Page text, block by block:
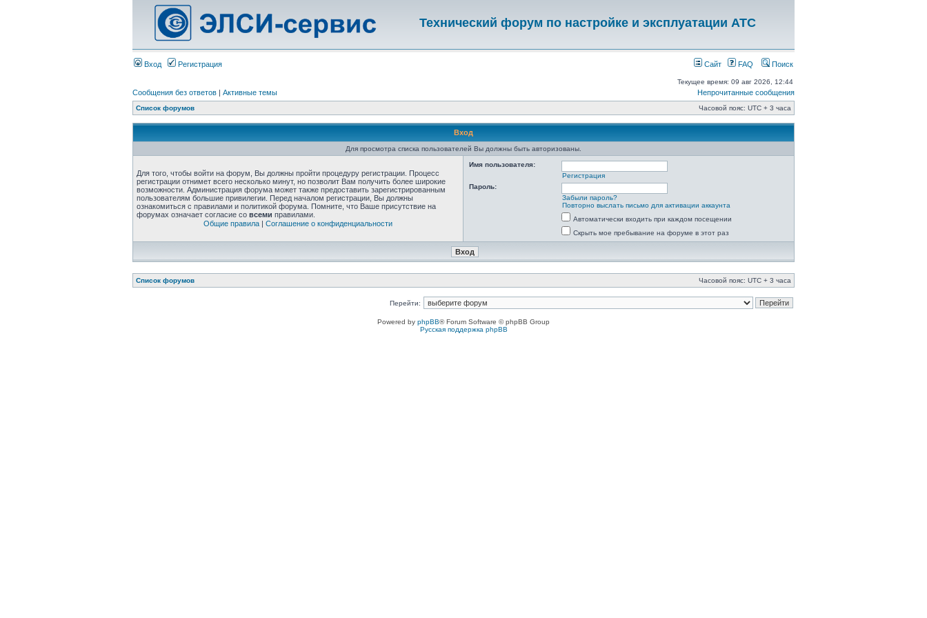
Технический форум по настройке и эксплуатации АТС
Вход Регистрация Сайт FAQ Поиск
Текущее время: 09 авг 2026, 12:44
Сообщения без ответов | Активные темы Непрочитанные сообщения
Список форумов Часовой пояс: UTC + 3 часа
Вход
Для просмотра списка пользователей Вы должны быть авторизованы.
Для того, чтобы войти на форум, Вы должны пройти процедуру регистрации. Процесс
регистрации отнимет всего несколько минут, но позволит Вам получить более широкие
возможности. Администрация форума может также предоставить зарегистрированным
пользователям большие привилегии. Перед началом регистрации, Вы должны
ознакомиться с правилами и политикой форума. Помните, что Ваше присутствие на
форумах означает согласие со всеми правилами.
Общие правила | Соглашение о конфиденциальности
Имя пользователя:
Регистрация
Пароль:
Забыли пароль?
Повторно выслать письмо для активации аккаунта
Автоматически входить при каждом посещении
Скрыть мое пребывание на форуме в этот раз
Список форумов Часовой пояс: UTC + 3 часа
Перейти:
Powered by phpBB® Forum Software © phpBB Group
Русская поддержка phpBB